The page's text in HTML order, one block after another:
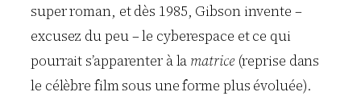
super roman, et dès 1985, Gibson invente –
excusez du peu – le cyberespace et ce qui
pourrait s’apparenter à la matrice(reprise dans
le célèbre film sous une forme plus évoluée).